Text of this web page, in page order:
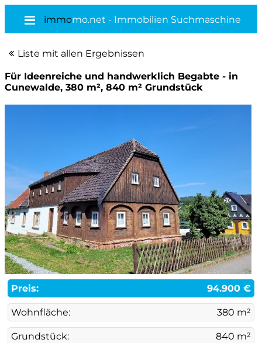
immomo.net - Immobilien Suchmaschine
Liste mit allen Ergebnissen
Für Ideenreiche und handwerklich Begabte - in
Cunewalde, 380 m², 840 m² Grundstück
Preis: 94.900 €
Wohnfläche: 380 m²
Grundstück: 840 m²